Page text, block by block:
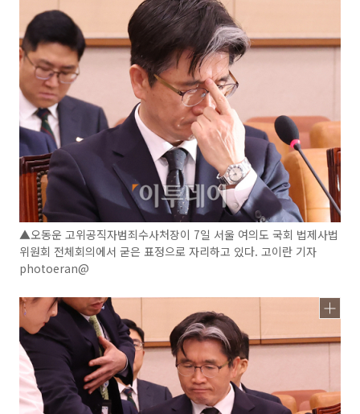
▲오동운 고위공직자범죄수사처장이 7일 서울 여의도 국회 법제사법
위원회 전체회의에서 굳은 표정으로 자리하고 있다. 고이란 기자
photoeran@